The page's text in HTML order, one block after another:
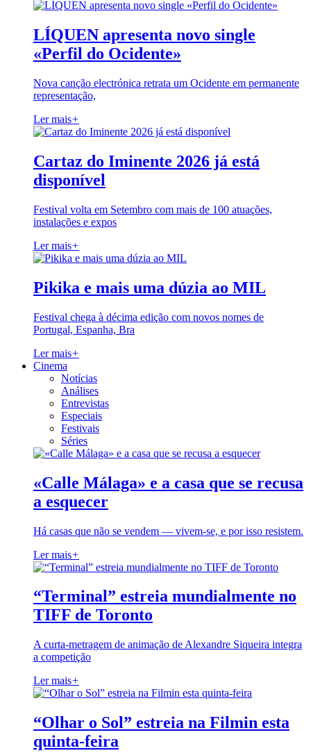
LÍQUEN apresenta novo single
«Perfil do Ocidente»
Nova canção electrónica retrata um Ocidente em permanente
representação,
Ler mais+
Cartaz do Iminente 2026 já está
disponível
Festival volta em Setembro com mais de 100 atuações,
instalações e expos
Ler mais+
Pikika e mais uma dúzia ao MIL
Festival chega à décima edição com novos nomes de
Portugal, Espanha, Bra
Ler mais+
Cinema
Notícias
Análises
Entrevistas
Especiais
Festivais
Séries
«Calle Málaga» e a casa que se recusa
a esquecer
Há casas que não se vendem — vivem-se, e por isso resistem.
Ler mais+
“Terminal” estreia mundialmente no
TIFF de Toronto
A curta-metragem de animação de Alexandre Siqueira integra
a competição
Ler mais+
“Olhar o Sol” estreia na Filmin esta
quinta-feira